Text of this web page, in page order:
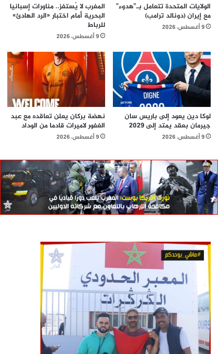
الولايات المتحدة تتعامل بـ”هدوء”
مع إيران (دونالد ترامب)
9 أغسطس، 2026
المغرب لا يُستفز.. مناورات إسبانيا
البحرية أمام اختبار «الرد الهادئ»
للرباط
9 أغسطس، 2026
لوكا دين يعود إلى باريس سان
جيرمان بعقد يمتد إلى 2029
9 أغسطس، 2026
نهضة بركان يعلن تعاقده مع عبد
الغفور لاميرات قادما من الوداد
9 أغسطس، 2026